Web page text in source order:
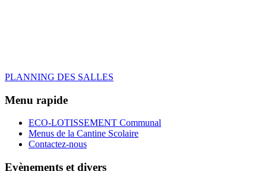
PLANNING DES SALLES
Menu rapide
ECO-LOTISSEMENT Communal
Menus de la Cantine Scolaire
Contactez-nous
Evènements et divers